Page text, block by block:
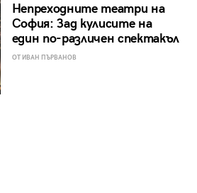
Непреходните театри на
София: Зад кулисите на
един по-различен спектакъл
ОТ ИВАН ПЪРВАНОВ